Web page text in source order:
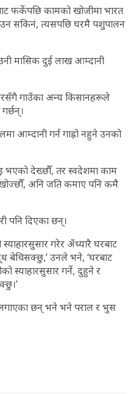
फर्केपछि कामको खोजीमा भारत
सकिनं, त्यसपछि घरमै पशुपालन
मासिक दुई लाख आम्दानी
गाउँका अन्य किसानहरूले
आम्दानी गर्न गाह्रो नहुने उनको
भएको देख्छौँ, तर स्वदेशमा काम
अनि जति कमाए पनि कमै
पनि दिएका छन्।
गरेर अँध्यारै घरबाट
बेचिसक्छु,’ उनले भने, ‘घरबाट
स्याहारसुसार गर्ने, दुहुने र
छन् भने भने पराल र भुस